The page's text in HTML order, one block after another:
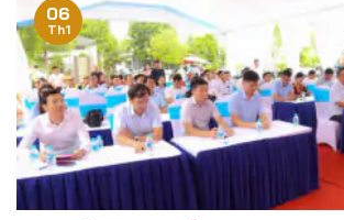
06
Th1